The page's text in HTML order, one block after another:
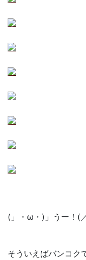
(」・ω・)」うー！(
そういえばバンコク